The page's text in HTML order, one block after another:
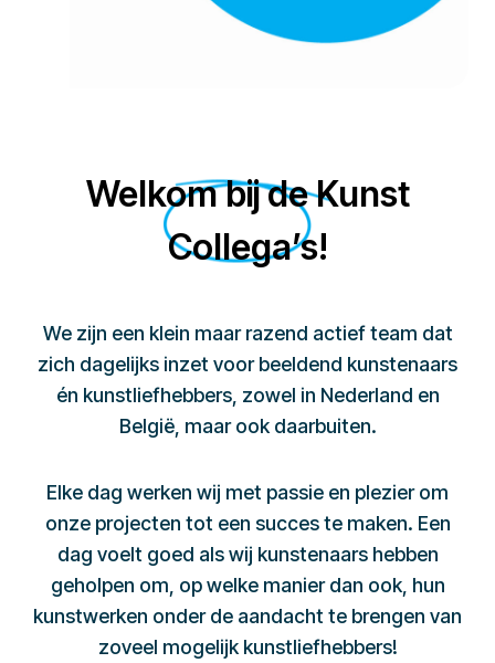
Welkom bij de Kunst
Collega’s!
We zijn een klein maar razend actief team dat
zich dagelijks inzet voor beeldend kunstenaars
én kunstliefhebbers, zowel in Nederland en
België, maar ook daarbuiten.
Elke dag werken wij met passie en plezier om
onze projecten tot een succes te maken. Een
dag voelt goed als wij kunstenaars hebben
geholpen om, op welke manier dan ook, hun
kunstwerken onder de aandacht te brengen van
zoveel mogelijk kunstliefhebbers!